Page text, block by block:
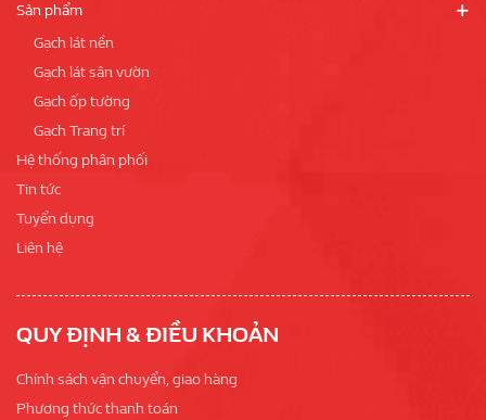
Sản phẩm
Gạch lát nền
Gạch lát sân vườn
Gạch ốp tường
Gạch Trang trí
Hệ thống phân phối
Tin tức
Tuyển dụng
Liên hệ
QUY ĐỊNH & ĐIỀU KHOẢN
Chính sách vận chuyển, giao hàng
Phương thức thanh toán